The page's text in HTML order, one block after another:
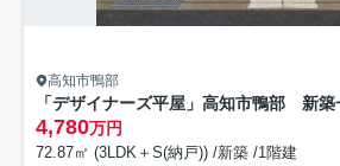
高知市鴨部
「デザイナーズ平屋」高知市鴨部 新築
4,780万円
72.87㎡ (3LDK＋S(納戸)) /新築 /1階建